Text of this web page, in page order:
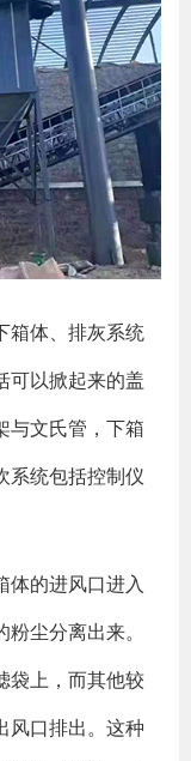
箱体、排灰系统
可以掀起来的盖
与文氏管，下箱
系统包括控制仪
体的进风口进入
尘分离出来。
袋上，而其他较
风口排出。这种